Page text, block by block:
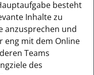
besteht
Inhalte zu
anzusprechen und
eng mit dem Online
Teams
des